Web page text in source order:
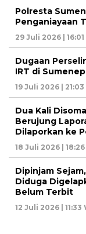
Polresta
Penganiayaan
29 Juli 2026 |
Dugaan
IRT di
19 Juli 2026 |
Dua Kali
Berujung
Dilaporkan ke
18 Juli 2026 |
Dipinjam
Diduga
Belum Terbit
12 Juli 2026 | 11:33